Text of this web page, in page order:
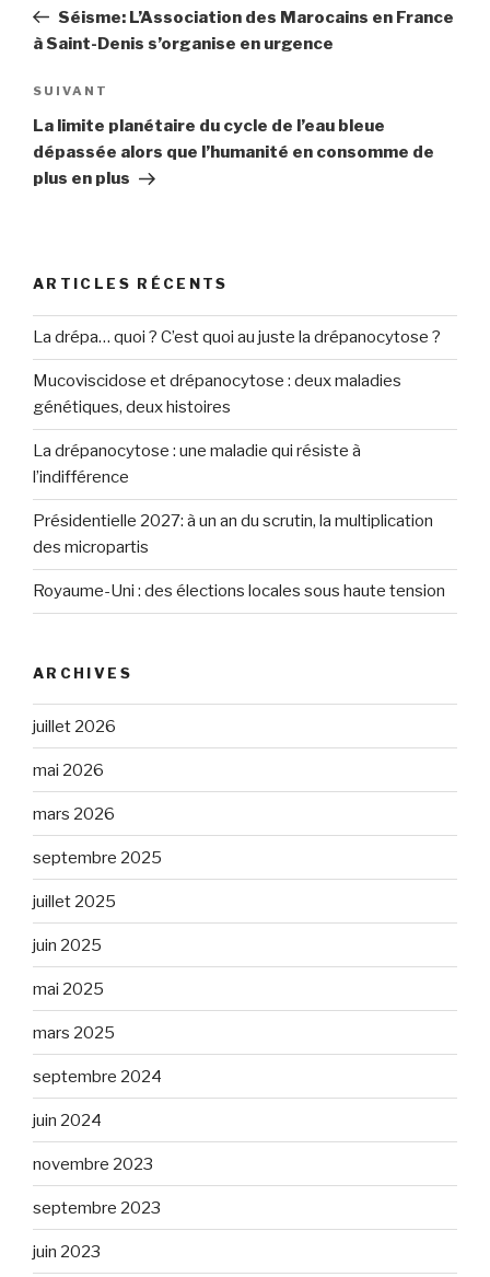
l’article
précédent
Séisme: L’Association des Marocains en France
à Saint-Denis s’organise en urgence
Article
suivant
SUIVANT
La limite planétaire du cycle de l’eau bleue
dépassée alors que l’humanité en consomme de
plus en plus
ARTICLES RÉCENTS
La drépa… quoi ? C’est quoi au juste la drépanocytose ?
Mucoviscidose et drépanocytose : deux maladies
génétiques, deux histoires
La drépanocytose : une maladie qui résiste à
l’indifférence
Présidentielle 2027: à un an du scrutin, la multiplication
des micropartis
Royaume-Uni : des élections locales sous haute tension
ARCHIVES
juillet 2026
mai 2026
mars 2026
septembre 2025
juillet 2025
juin 2025
mai 2025
mars 2025
septembre 2024
juin 2024
novembre 2023
septembre 2023
juin 2023